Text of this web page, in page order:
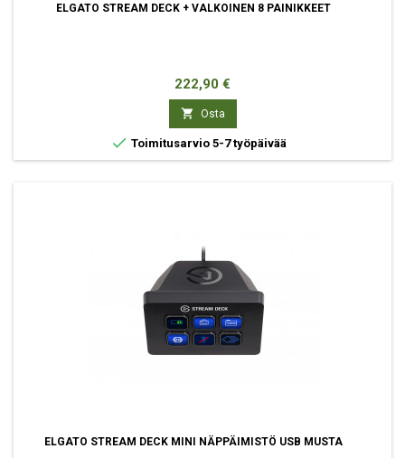
ELGATO STREAM DECK + VALKOINEN 8 PAINIKKEET
Hinta
222,90 €
 Osta
 Toimitusarvio 5-7 työpäivää
ELGATO STREAM DECK MINI NÄPPÄIMISTÖ USB MUSTA